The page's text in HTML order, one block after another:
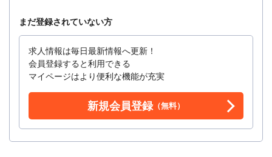
まだ登録されていない方
求人情報は毎日最新情報へ更新！
会員登録すると利用できる
マイページはより便利な機能が充実
新規会員登録（無料）